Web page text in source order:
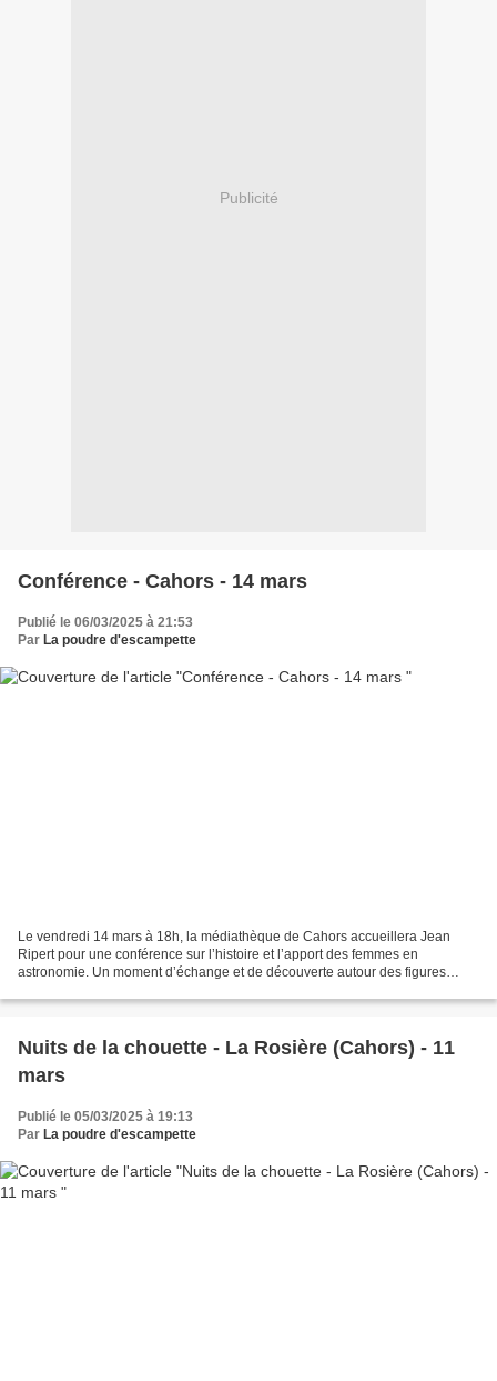
Publicité
Conférence - Cahors - 14 mars
Publié le 06/03/2025 à 21:53
Par La poudre d'escampette
Le vendredi 14 mars à 18h, la médiathèque de Cahors accueillera Jean
Ripert pour une conférence sur l’histoire et l’apport des femmes en
astronomie. Un moment d’échange et de découverte autour des figures
Nuits de la chouette - La Rosière (Cahors) - 11
mars
Publié le 05/03/2025 à 19:13
Par La poudre d'escampette